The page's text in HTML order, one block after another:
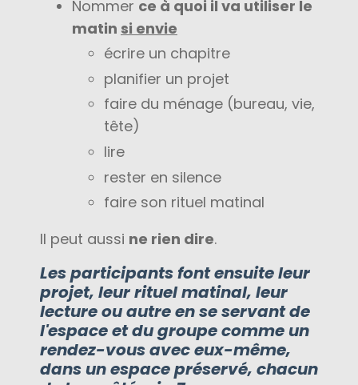
Nommer ce à quoi il va utiliser le
matin si envie
écrire un chapitre
planifier un projet
faire du ménage (bureau, vie,
tête)
lire
rester en silence
faire son rituel matinal
Il peut aussi ne rien dire.
Les participants font ensuite leur
projet, leur rituel matinal, leur
lecture ou autre en se servant de
l'espace et du groupe comme un
rendez-vous avec eux-même,
dans un espace préservé, chacun